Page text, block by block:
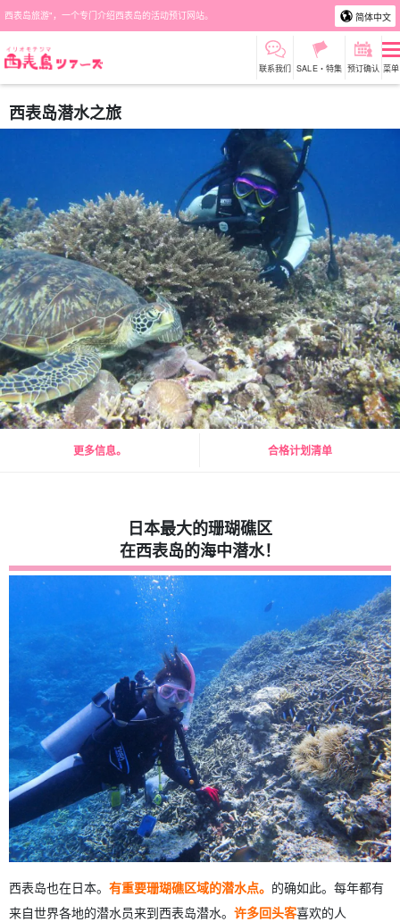
西表岛旅游"，一个专门介绍西表岛的活动预订网站。 简体中文
联系我们 SALE・特集 预订确认 菜单
西表岛潜水之旅
更多信息。 合格计划清单
日本最大的珊瑚礁区
在西表岛的海中潜水！
西表岛也在日本。 有重要珊瑚礁区域的潜水点。 的确如此。每年都有
来自世界各地的潜水员来到西表岛潜水。 许多回头客喜欢的人